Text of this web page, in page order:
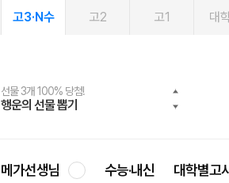
고3·N수 고2 고1 대
선물 3개 100% 당첨!
행운의 선물 뽑기
선물 100% 증정!
메가스터디 X 올리브
여름방학 스터디 캐시백
메가런 썸머스쿨
2027 러셀 단과
강사 공개선발
스마트러닝앱
설문 EVENT
메가패스
3일 무료 체험권
메가패스 수강생 무료혜택!
메가클럽 멤버십
사회공헌 캠페인
희망이룸 메가나눔
메가선생님 수능·내신 대학별고